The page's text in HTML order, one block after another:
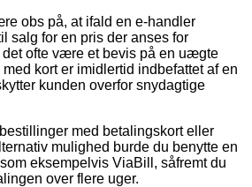
obs på, at ifald en e-handler
salg for en pris der anses for
det ofte være et bevis på en uægte
kort er imidlertid indbefattet af en
kunden overfor snydagtige
med betalingskort eller
mulighed burde du benytte en
eksempelvis ViaBill, såfremt du
over flere uger.